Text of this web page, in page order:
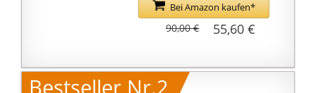
Bei Amazon kaufen*
55,60 €
90,00 €
Bestseller Nr.2